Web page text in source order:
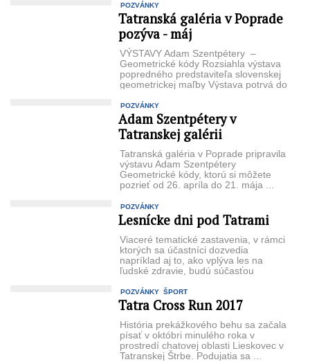
POZVÁNKY
Tatranská galéria v Poprade
pozýva - máj
VÝSTAVY Adam Szentpétery –
Geometrické kódy Rozsiahla výstava
popredného predstaviteľa slovenskej
geometrickej maľby Výstava potrvá do
POZVÁNKY
Adam Szentpétery v
Tatranskej galérii
Tatranská galéria v Poprade pripravila
výstavu Adam Szentpétery
Geometrické kódy, ktorú si môžete
pozrieť od 26. apríla do 21. mája ...
POZVÁNKY
Lesnícke dni pod Tatrami
Viaceré tematické zastavenia, v rámci
ktorých sa účastníci dozvedia
napríklad aj to, ako vplýva les na
ľudské zdravie, budú súčasťou
POZVÁNKY ŠPORT
Tatra Cross Run 2017
História prekážkového behu sa začala
písať v októbri minulého roka v
prostredí chatovej oblasti Lieskovec v
Tatranskej Štrbe. Podujatia sa ...